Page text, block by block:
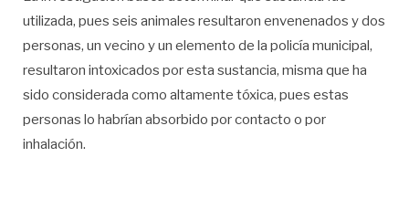
utilizada, pues seis animales resultaron envenenados y dos
personas, un vecino y un elemento de la policía municipal,
resultaron intoxicados por esta sustancia, misma que ha
sido considerada como altamente tóxica, pues estas
personas lo habrían absorbido por contacto o por
inhalación.